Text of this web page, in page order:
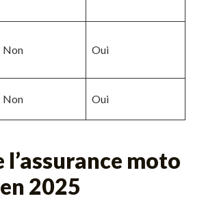
Non Oui
Non Oui
moto
2025